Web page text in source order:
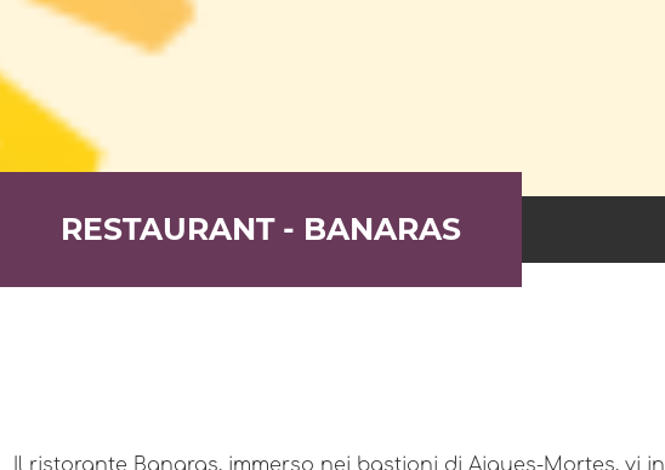
RESTAURANT - BANARAS
Il ristorante Banaras, immerso nei bastioni di Aigues-Mortes,